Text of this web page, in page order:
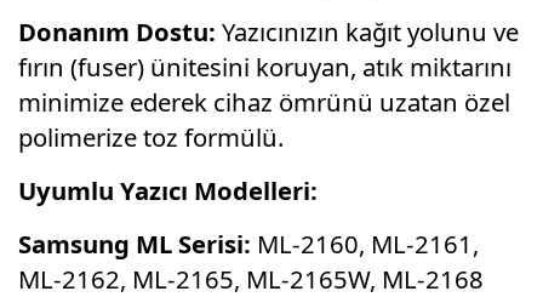
Donanım Dostu: Yazıcınızın kağıt yolunu ve
fırın (fuser) ünitesini koruyan, atık miktarını
minimize ederek cihaz ömrünü uzatan özel
polimerize toz formülü.
Uyumlu Yazıcı Modelleri:
Samsung ML Serisi: ML-2160, ML-2161,
ML-2162, ML-2165, ML-2165W, ML-2168